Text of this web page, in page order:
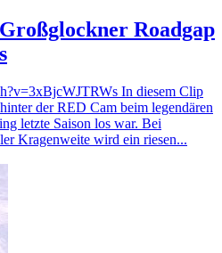
Roadgap
In diesem Clip
der RED Cam beim legendären
letzte Saison los war. Bei
Kragenweite wird ein riesen...